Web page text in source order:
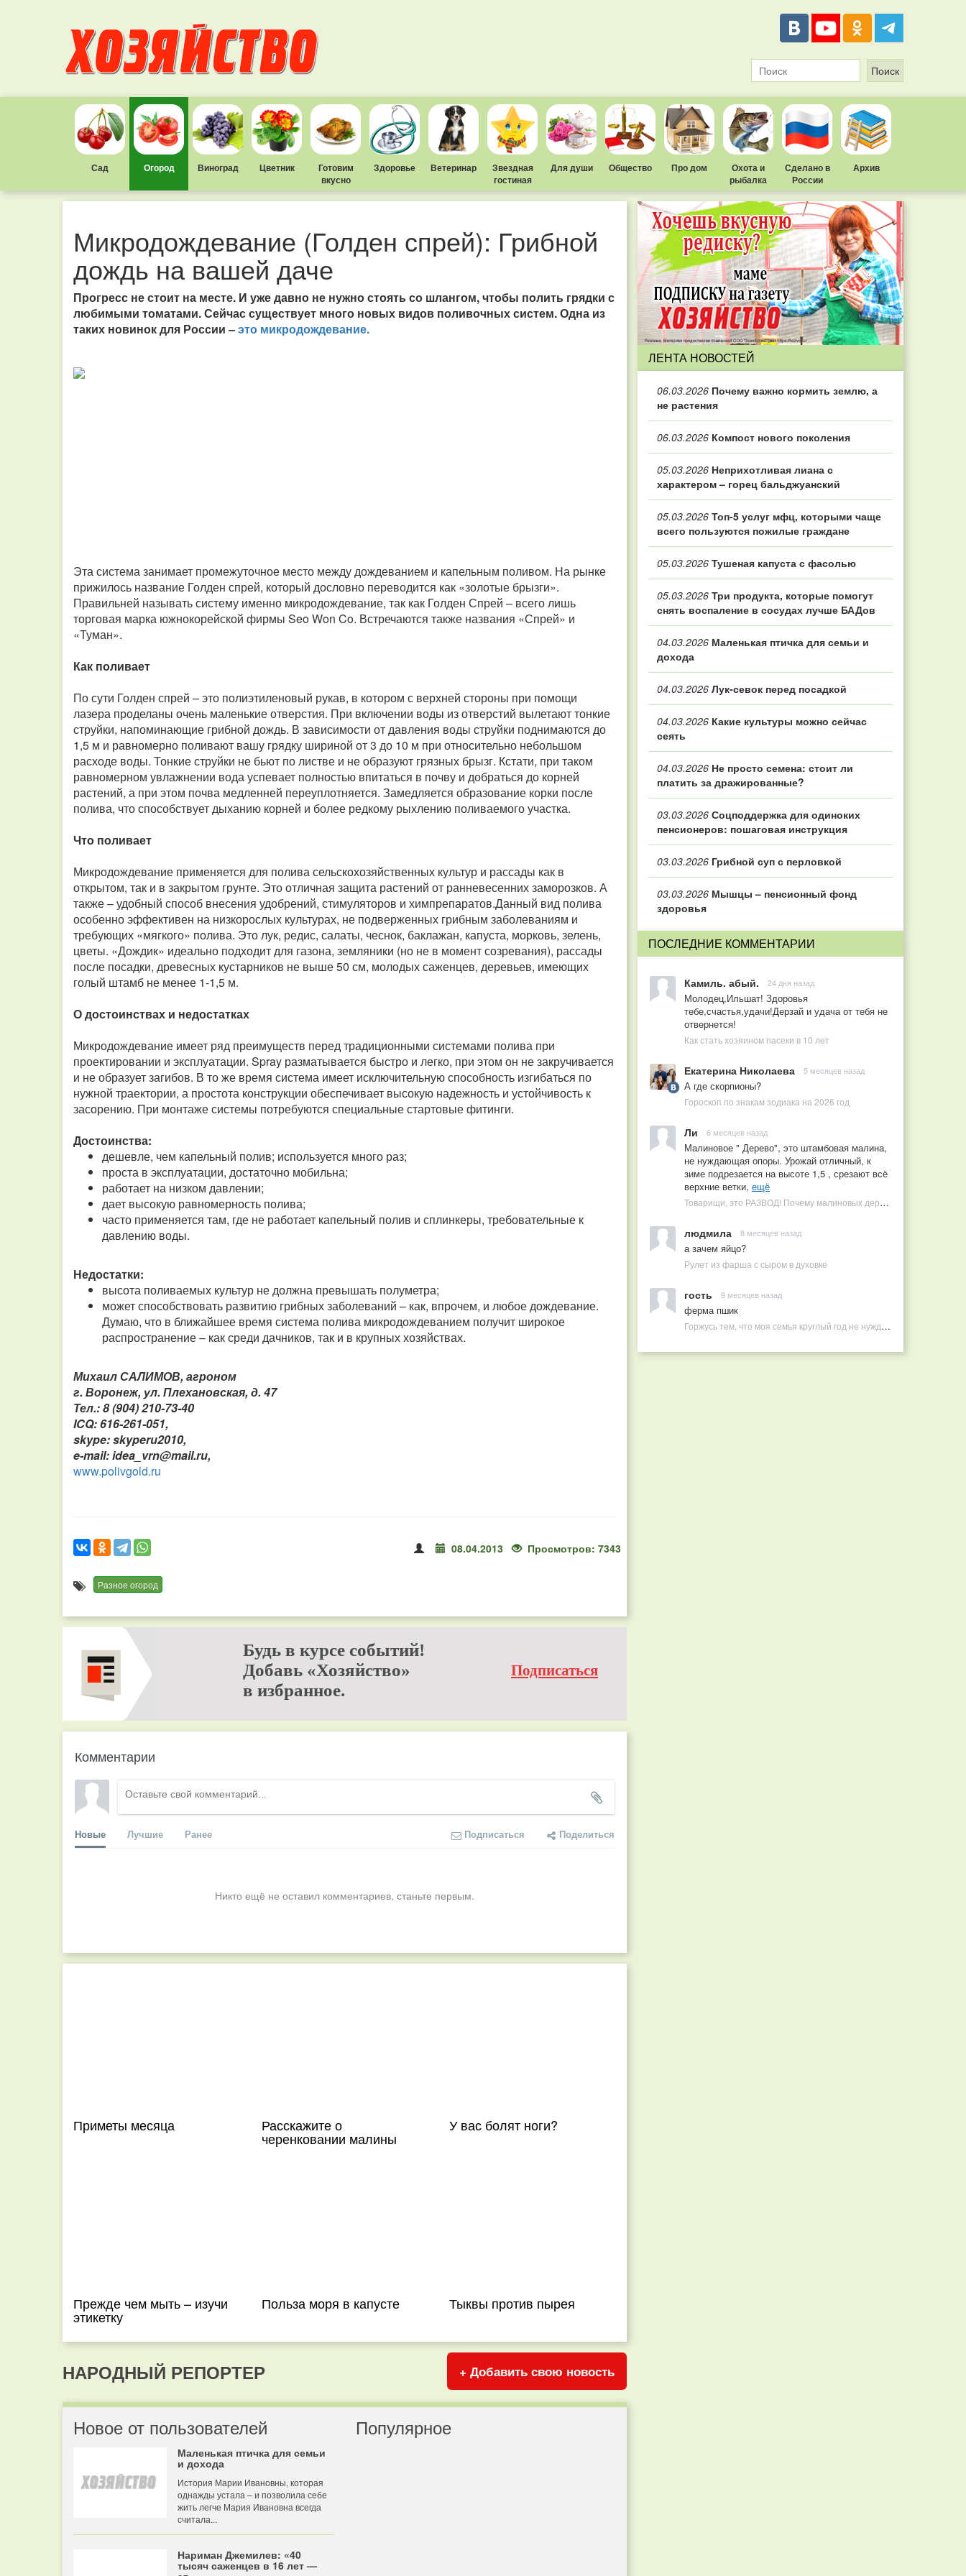
Сад Огород Виноград Цветник
Готовим
вкусно
Здоровье Ветеринар
Звездная
гостиная
Для души Общество Про дом
Охота и
рыбалка
Сделано в
России
Архив
Микродождевание (Голден спрей): Грибной
дождь на вашей даче
Прогресс не стоит на месте. И уже давно не нужно стоять со шлангом, чтобы полить грядки с
любимыми томатами. Сейчас существует много новых видов поливочных систем. Одна из
таких новинок для России –это микродождевание.
Эта система занимает промежуточное место между дождеванием и капельным поливом. На рынке
прижилось название Голден спрей, который дословно переводится как «золотые брызги».
Правильней называть систему именно микродождевание, так как Голден Спрей – всего лишь
торговая марка южнокорейской фирмы Seo Won Co. Встречаются также названия «Спрей» и
«Туман».
Как поливает
По сути Голден спрей – это полиэтиленовый рукав, в котором с верхней стороны при помощи
лазера проделаны очень маленькие отверстия. При включении воды из отверстий вылетают тонкие
струйки, напоминающие грибной дождь. В зависимости от давления воды струйки поднимаются до
1,5 м и равномерно поливают вашу грядку шириной от 3 до 10 м при относительно небольшом
расходе воды. Тонкие струйки не бьют по листве и не образуют грязных брызг. Кстати, при таком
равномерном увлажнении вода успевает полностью впитаться в почву и добраться до корней
растений, а при этом почва медленней переуплотняется. Замедляется образование корки после
полива, что способствует дыханию корней и более редкому рыхлению поливаемого участка.
Что поливает
Микродождевание применяется для полива сельскохозяйственных культур и рассады как в
открытом, так и в закрытом грунте. Это отличная защита растений от ранневесенних заморозков. А
также – удобный способ внесения удобрений, стимуляторов и химпрепаратов.Данный вид полива
особенно эффективен на низкорослых культурах, не подверженных грибным заболеваниям и
требующих «мягкого» полива. Это лук, редис, салаты, чеснок, баклажан, капуста, морковь, зелень,
цветы. «Дождик» идеально подходит для газона, земляники (но не в момент созревания), рассады
после посадки, древесных кустарников не выше 50 см, молодых саженцев, деревьев, имеющих
голый штамб не менее 1-1,5 м.
О достоинствах и недостатках
Микродождевание имеет ряд преимуществ перед традиционными системами полива при
проектировании и эксплуатации. Spray разматывается быстро и легко, при этом он не закручивается
и не образует загибов. В то же время система имеет исключительную способность изгибаться по
нужной траектории, а простота конструкции обеспечивает высокую надежность и устойчивость к
засорению. При монтаже системы потребуются специальные стартовые фитинги.
Достоинства:
дешевле, чем капельный полив; используется много раз;
проста в эксплуатации, достаточно мобильна;
работает на низком давлении;
дает высокую равномерность полива;
часто применяется там, где не работает капельный полив и сплинкеры, требовательные к
давлению воды.
Недостатки:
высота поливаемых культур не должна превышать полуметра;
может способствовать развитию грибных заболеваний – как, впрочем, и любое дождевание.
Думаю, что в ближайшее время система полива микродождеванием получит широкое
распространение – как среди дачников, так и в крупных хозяйствах.
Михаил САЛИМОВ, агроном
г. Воронеж, ул. Плехановская, д. 47
Тел.: 8 (904) 210-73-40
ICQ: 616-261-051,
skype: skyperu2010,
e-mail: idea_vrn@mail.ru,
www.polivgold.ru
08.04.2013 Просмотров: 7343
Разное огород
Будь в курсе событий!
Добавь «Хозяйство»
в избранное.
Подписаться
Комментарии
Новые Лучшие Ранее Подписаться Поделиться
Никто ещё не оставил комментариев, станьте первым.
Приметы месяца Расскажите о
черенковании малины
У вас болят ноги?
Прежде чем мыть – изучи
этикетку
Польза моря в капусте Тыквы против пырея
НАРОДНЫЙ РЕПОРТЕР + Добавить свою новость
Новое от пользователей
Маленькая птичка для семьи
и дохода
История Марии Ивановны, которая
однажды устала – и позволила себе
жить легче Мария Ивановна всегда
считала...
Нариман Джемилев: «40
тысяч саженцев в 16 лет —
Популярное
ЛЕНТА НОВОСТЕЙ
06.03.2026 Почему важно кормить землю, а
не растения
06.03.2026 Компост нового поколения
05.03.2026 Неприхотливая лиана с
характером – горец бальджуанский
05.03.2026 Топ‑5 услуг мфц, которыми чаще
всего пользуются пожилые граждане
05.03.2026 Тушеная капуста с фасолью
05.03.2026 Три продукта, которые помогут
снять воспаление в сосудах лучше БАДов
04.03.2026 Маленькая птичка для семьи и
дохода
04.03.2026 Лук-севок перед посадкой
04.03.2026 Какие культуры можно сейчас
сеять
04.03.2026 Не просто семена: стоит ли
платить за дражированные?
03.03.2026 Соцподдержка для одиноких
пенсионеров: пошаговая инструкция
03.03.2026 Грибной суп с перловкой
03.03.2026 Мышцы – пенсионный фонд
здоровья
ПОСЛЕДНИЕ КОММЕНТАРИИ
Камиль. абый. 24 дня назад
Молодец,Ильшат! Здоровья
тебе,счастья,удачи!Дерзай и удача от тебя не
отвернется!
Как стать хозяином пасеки в 10 лет
Екатерина Николаева 5 месяцев назад
А где скорпионы?
Гороскоп по знакам зодиака на 2026 год
Ли 6 месяцев назад
Малиновое " Дерево", это штамбовая малина,
не нуждающая опоры. Урожай отличный, к
зиме подрезается на высоте 1,5 , срезают всё
верхние ветки, ещё
Товарищи, это РАЗВОД! Почему малиновых деревьев не бывает, или Как ушлые продавцы наживаются на мечтах садоводов
людмила 8 месяцев назад
а зачем яйцо?
Рулет из фарша с сыром в духовке
гость 9 месяцев назад
ферма пшик
Горжусь тем, что моя семья круглый год не нуждается в покупных витаминах